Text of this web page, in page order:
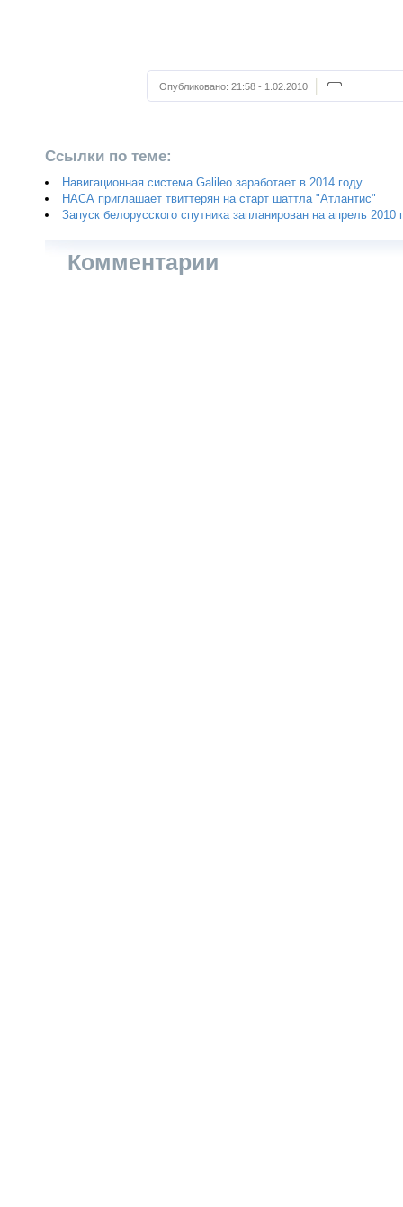
Опубликовано: 21:58 - 1.02.2010
Ссылки по теме:
Навигационная система Galileo заработает в 2014 году
НАСА приглашает твиттерян на старт шаттла "Атлантис"
Запуск белорусского спутника запланирован на апрель 2010
Комментарии